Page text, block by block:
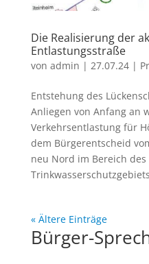
Die Realisierung der
Entlastungsstraße
von admin | 27.07.24|
Entstehung des
Anliegen von Anfang an
Verkehrsentlastung für
dem Bürgerentscheid
neu Nord im Bereich
« Ältere Einträge
Bürger-